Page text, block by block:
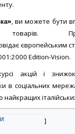
, ви можете бути
товарів.
європейським
Edition-Vision.
акцій і
в соціальних
]